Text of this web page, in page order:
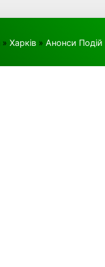
» Харків » Анонси Подій